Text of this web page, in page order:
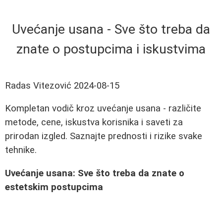
Uvećanje usana - Sve što treba da
znate o postupcima i iskustvima
Radas Vitezović 2024-08-15
Kompletan vodič kroz uvećanje usana - različite
metode, cene, iskustva korisnika i saveti za
prirodan izgled. Saznajte prednosti i rizike svake
tehnike.
Uvećanje usana: Sve što treba da znate o
estetskim postupcima